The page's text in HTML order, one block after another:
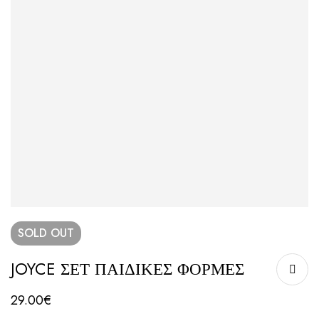
SOLD OUT
JOYCE ΣΕΤ ΠΑΙΔΙΚΕΣ ΦΟΡΜΕΣ
29.00€